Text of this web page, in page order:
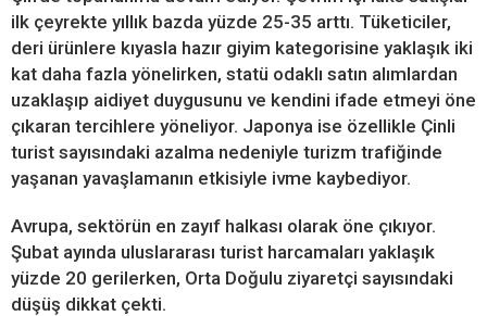
ilk çeyrekte yıllık bazda yüzde 25-35 arttı. Tüketiciler,
deri ürünlere kıyasla hazır giyim kategorisine yaklaşık iki
kat daha fazla yönelirken, statü odaklı satın alımlardan
uzaklaşıp aidiyet duygusunu ve kendini ifade etmeyi öne
çıkaran tercihlere yöneliyor. Japonya ise özellikle Çinli
turist sayısındaki azalma nedeniyle turizm trafiğinde
yaşanan yavaşlamanın etkisiyle ivme kaybediyor.
Avrupa, sektörün en zayıf halkası olarak öne çıkıyor.
Şubat ayında uluslararası turist harcamaları yaklaşık
yüzde 20 gerilerken, Orta Doğulu ziyaretçi sayısındaki
düşüş dikkat çekti.